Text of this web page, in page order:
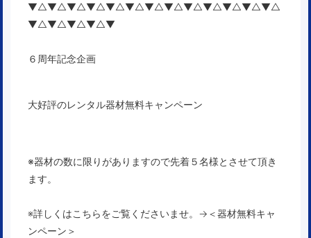
▼△▼△▼△▼△▼△▼△▼△▼△▼△▼△▼△▼△▼△
▼△▼△▼△▼△▼
６周年記念企画
大好評のレンタル器材無料キャンペーン
※器材の数に限りがありますので先着５名様とさせて頂き
ます。
※詳しくはこちらをご覧くださいませ。→ ＜器材無料キャ
ンペーン＞